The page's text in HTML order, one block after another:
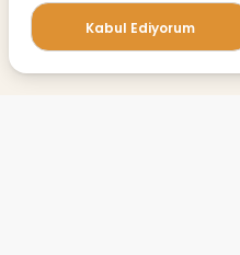
Profilimi Düzenle
Kabul Ediyorum